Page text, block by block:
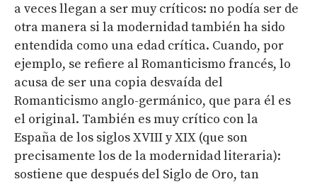
a veces llegan a ser muy críticos: no podía ser de
otra manera si la modernidad también ha sido
entendida como una edad crítica. Cuando, por
ejemplo, se refiere al Romanticismo francés, lo
acusa de ser una copia desvaída del
Romanticismo anglo-germánico, que para él es
el original. También es muy crítico con la
España de los siglos XVIII y XIX (que son
precisamente los de la modernidad literaria):
sostiene que después del Siglo de Oro, tan